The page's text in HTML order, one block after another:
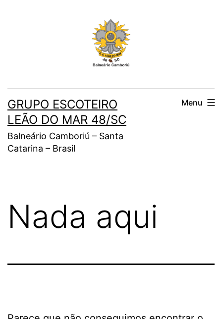
GRUPO ESCOTEIRO
LEÃO DO MAR 48/SC
Balneário Camboriú – Santa
Catarina – Brasil
Menu
Nada aqui